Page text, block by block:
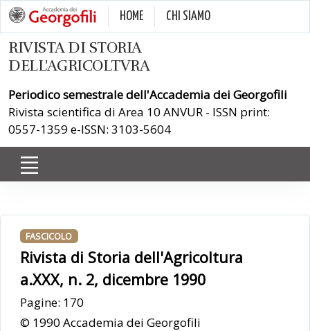
HOME CHI SIAMO
RIVISTA DI STORIA
DELL'AGRICOLTVRA
Periodico semestrale dell'Accademia dei Georgofili
Rivista scientifica di Area 10 ANVUR - ISSN print:
0557-1359 e-ISSN: 3103-5604
FASCICOLO
Rivista di Storia dell'Agricoltura
a.XXX, n. 2, dicembre 1990
Pagine: 170
© 1990 Accademia dei Georgofili